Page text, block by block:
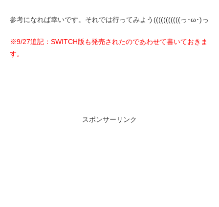
参考になれば幸いです。それでは行ってみよう(((((((((((っ･ω･)っ
※9/27追記：SWITCH版も発売されたのであわせて書いておきま
す。
スポンサーリンク